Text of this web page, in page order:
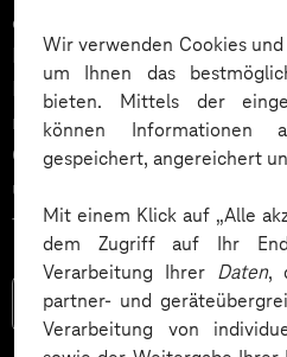
Wir verwenden Cookies
um Ihnen das
bieten. Mittels der
können Informationen
gespeichert, angereichert
Mit einem Klick auf „Alle
dem Zugriff auf Ihr
Verarbeitung Ihrer Daten,
partner- und
Verarbeitung von
orchestrieren Prozesse
Employee Journey und
Impact. Der Beitrag zeigt
relevante KPIs für den
Governance‑Leitplanken zu
und liefert ein praxisnahes
für HR‑Entscheider*innen.
Mehr lesen